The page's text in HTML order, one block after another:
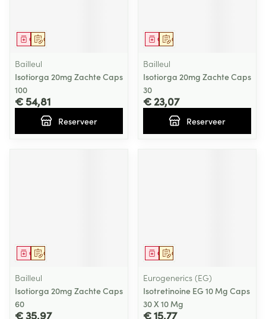
Op voorschrift
Geneesmiddel
Bailleul
Isotiorga 20mg Zachte Caps
100
€ 54,81
Reserveer
Op voorschrift
Geneesmiddel
Bailleul
Isotiorga 20mg Zachte Caps
30
€ 23,07
Reserveer
Op voorschrift
Geneesmiddel
Bailleul
Isotiorga 20mg Zachte Caps
60
€ 35,97
Op voorschrift
Geneesmiddel
Eurogenerics (EG)
Isotretinoine EG 10 Mg Caps
30 X 10 Mg
€ 15,77